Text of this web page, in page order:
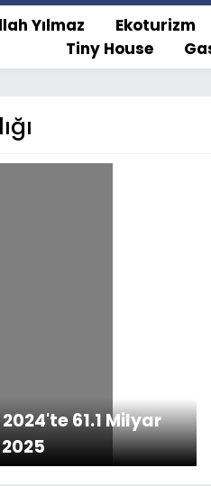
Yılmaz Ekoturizm
Tiny House
61.1 Milyar